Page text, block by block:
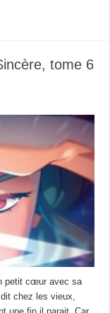
tome 6
petit cœur avec sa
chez les vieux,